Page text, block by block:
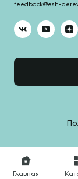
Главная
feedback@esh-